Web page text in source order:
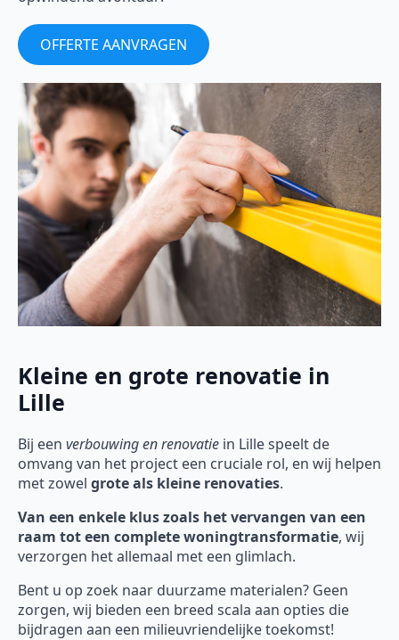
OFFERTE AANVRAGEN
Kleine en grote renovatie in
Lille
Bij een verbouwing en renovatie in Lille speelt de
omvang van het project een cruciale rol, en wij helpen
met zowel grote als kleine renovaties.
Van een enkele klus zoals het vervangen van een
raam tot een complete woningtransformatie, wij
verzorgen het allemaal met een glimlach.
Bent u op zoek naar duurzame materialen? Geen
zorgen, wij bieden een breed scala aan opties die
bijdragen aan een milieuvriendelijke toekomst!